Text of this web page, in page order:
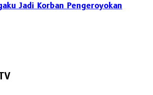
Jadi Korban Pengeroyokan